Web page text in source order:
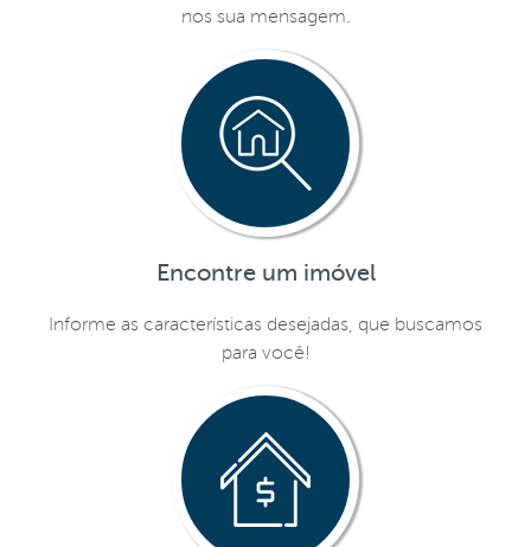
nos sua mensagem.
Encontre um imóvel
Informe as características desejadas, que buscamos
para você!